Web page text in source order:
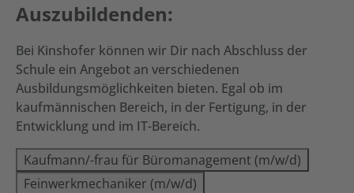
Auszubildenden:
Bei Kinshofer können wir Dir nach Abschluss der
Schule ein Angebot an verschiedenen
Ausbildungsmöglichkeiten bieten. Egal ob im
kaufmännischen Bereich, in der Fertigung, in der
Entwicklung und im IT-Bereich.
Kaufmann/-frau für Büromanagement (m/w/d)
Feinwerkmechaniker (m/w/d)